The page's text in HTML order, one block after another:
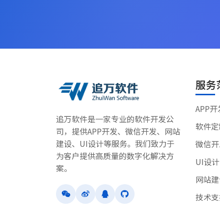
追万软件是一家专业的软件开发公
司，提供APP开发、微信开发、网站
建设、UI设计等服务。我们致力于
为客户提供高质量的数字化解决方
案。
服务
APP开
软件
微信
UI设计
网站
技术